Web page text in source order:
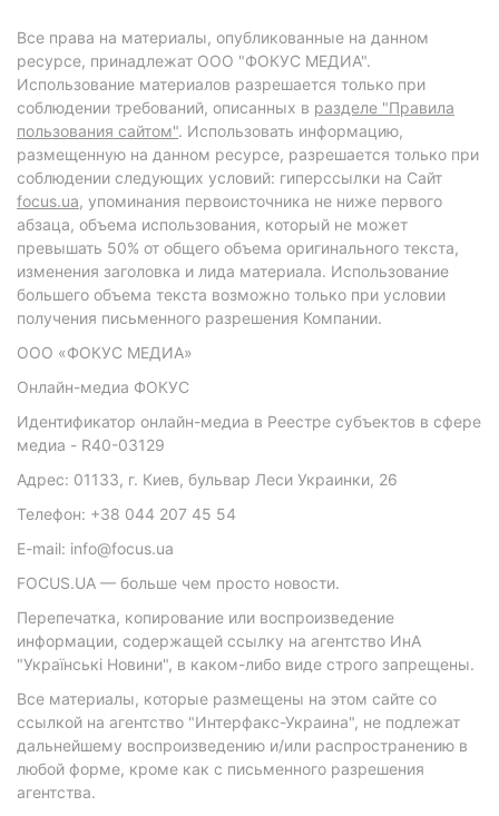
Все права на материалы, опубликованные на данном
ресурсе, принадлежат ООО "ФОКУС МЕДИА".
Использование материалов разрешается только при
соблюдении требований, описанных в разделе "Правила
пользования сайтом". Использовать информацию,
размещенную на данном ресурсе, разрешается только при
соблюдении следующих условий: гиперссылки на Сайт
focus.ua, упоминания первоисточника не ниже первого
абзаца, объема использования, который не может
превышать 50% от общего объема оригинального текста,
изменения заголовка и лида материала. Использование
большего объема текста возможно только при условии
получения письменного разрешения Компании.
ООО «ФОКУС МЕДИА»
Онлайн-медиа ФОКУС
Идентификатор онлайн-медиа в Реестре субъектов в сфере
медиа - R40-03129
Адрес: 01133, г. Киев, бульвар Леси Украинки, 26
Телефон: +38 044 207 45 54
E-mail: info@focus.ua
FOCUS.UA — больше чем просто новости.
Перепечатка, копирование или воспроизведение
информации, содержащей ссылку на агентство ИнА
"Українські Новини", в каком-либо виде строго запрещены.
Все материалы, которые размещены на этом сайте со
ссылкой на агентство "Интерфакс-Украина", не подлежат
дальнейшему воспроизведению и/или распространению в
любой форме, кроме как с письменного разрешения
агентства.